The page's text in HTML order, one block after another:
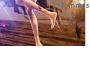
di